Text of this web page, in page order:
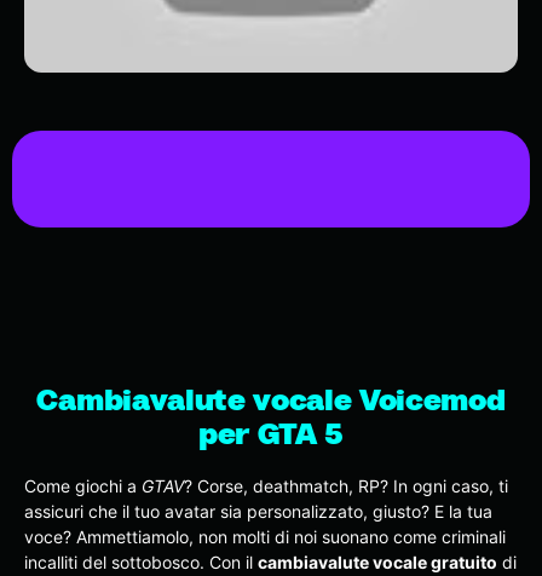
Cambiavalute vocale Voicemod
per GTA 5
Come giochi a GTAV? Corse, deathmatch, RP? In ogni caso, ti
assicuri che il tuo avatar sia personalizzato, giusto? E la tua
voce? Ammettiamolo, non molti di noi suonano come criminali
incalliti del sottobosco. Con il cambiavalute vocale gratuito di